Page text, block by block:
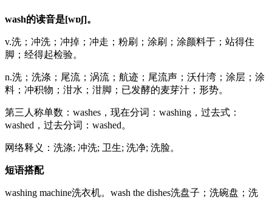
wash的读音是[wɒʃ]。
v.洗；冲洗；冲掉；冲走；粉刷；涂刷；涂颜料于；站得住
脚；经得起检验。
n.洗；洗涤；尾流；涡流；航迹；尾流声；沃什湾；涂层；涂
料；冲积物；泔水；泔脚；已发酵的麦芽汁；形势。
第三人称单数：washes，现在分词：washing，过去式：
washed，过去分词：washed。
网络释义：洗涤; 冲洗; 卫生; 洗净; 洗脸。
短语搭配
washing machine洗衣机。wash the dishes洗盘子；洗碗盘；洗